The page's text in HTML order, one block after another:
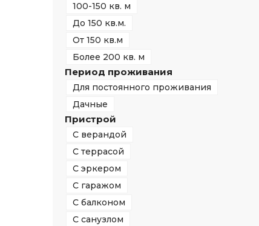
100-150 кв. м
До 150 кв.м.
От 150 кв.м
Более 200 кв. м
Период проживания
Для постоянного проживания
Дачные
Пристрой
С верандой
С террасой
С эркером
С гаражом
С балконом
С санузлом